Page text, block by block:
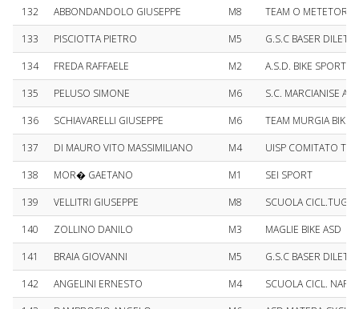
132
ABBONDANDOLO GIUSEPPE M8
TEAM O METETORE
133
PISCIOTTA PIETRO M5
G.S.C BASER
134
FREDA RAFFAELE M2
A.S.D. BIKE SPORT
135
PELUSO SIMONE M6
S.C. MARCIANISE
136
SCHIAVARELLI GIUSEPPE M6
TEAM MURGIA BIKE
137
DI MAURO VITO MASSIMILIANO M4
UISP COMITATO
138
MOR� GAETANO M1
SEI SPORT
139
VELLITRI GIUSEPPE M8
SCUOLA
140
ZOLLINO DANILO M3
MAGLIE BIKE ASD
141
BRAIA GIOVANNI M5
G.S.C BASER
142
ANGELINI ERNESTO M4
SCUOLA CICL.